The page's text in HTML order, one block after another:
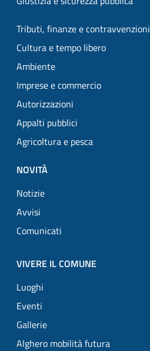
Tributi, finanze e contravvenzioni
Cultura e tempo libero
Ambiente
Imprese e commercio
Autorizzazioni
Appalti pubblici
Agricoltura e pesca
NOVITÀ
Notizie
Avvisi
Comunicati
VIVERE IL COMUNE
Luoghi
Eventi
Gallerie
Alghero mobilità futura